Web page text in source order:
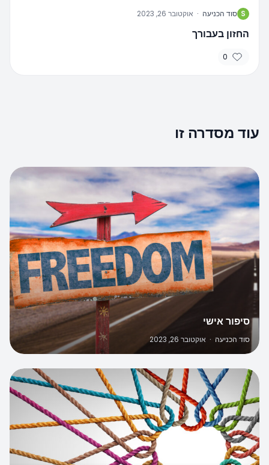
S סוד הכניעה · אוקטובר 26, 2023
החזון בעבורך
0
עוד מסדרה זו
סיפור אישי
סוד הכניעה · אוקטובר 26, 2023